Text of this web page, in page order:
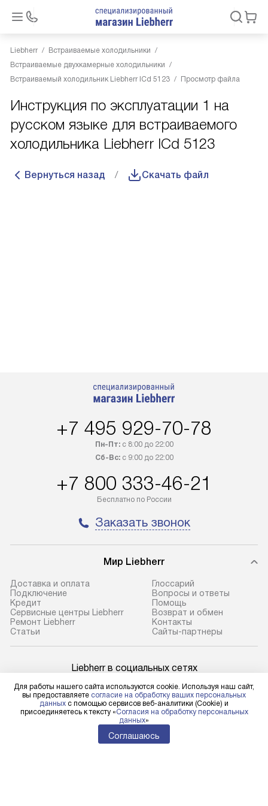
Liebherr
Встраиваемые холодильники
Встраиваемые двухкамерные холодильники
Встраиваемый холодильник Liebherr ICd 5123
Просмотр файла
Инструкция по эксплуатации 1 на
русском языке для встраиваемого
холодильника Liebherr ICd 5123
Вернуться назад Скачать файл
+7 495 929-70-78
Пн-Пт:с 8:00 до 22:00
Сб-Вс:с 9:00 до 22:00
+7 800 333-46-21
Бесплатно по России
Заказать звонок
Мир Liebherr
Доставка и оплата
Подключение
Кредит
Сервисные центры Liebherr
Ремонт Liebherr
Cтатьи
Глоссарий
Вопросы и ответы
Помощь
Возврат и обмен
Контакты
Сайты-партнеры
Liebherr в социальных сетях
Для физических лиц
shop@l-rus.ru
Для юридических лиц
Для работы нашего сайта используются cookie. Используя наш сайт,
вы предоставляете согласие на обработку ваших персональных
данных с помощью сервисов веб-аналитики (Cookie) и
присоединяетесь к тексту «Согласия на обработку персональных
данных»
Соглашаюсь